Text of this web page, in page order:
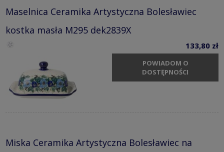
Maselnica Ceramika Artystyczna Bolesławiec
kostka masła M295 dek2839X
133,80 zł
POWIADOM O
DOSTĘPNOŚCI
Miska Ceramika Artystyczna Bolesławiec na